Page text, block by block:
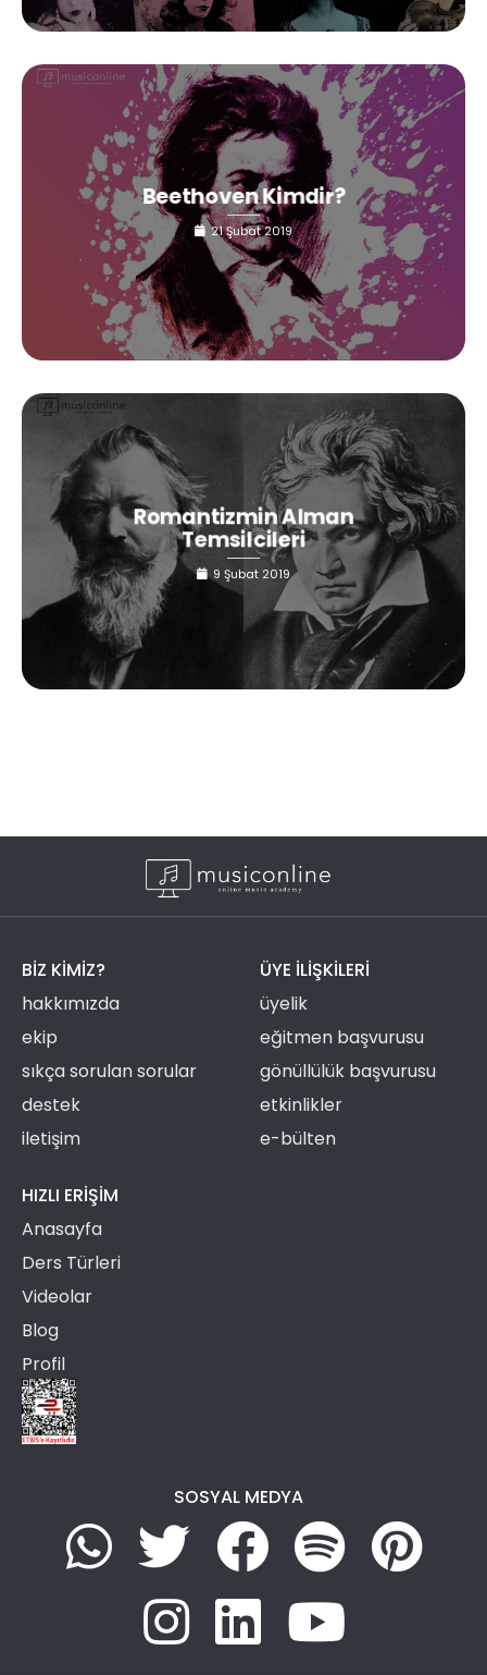
Beethoven Kimdir?
21 Şubat 2019
Romantizmin Alman
Temsilcileri
9 Şubat 2019
BIZ KIMIZ?
hakkımızda
ekip
sıkça sorulan sorular
destek
iletişim
ÜYE ILIŞKILERI
üyelik
eğitmen başvurusu
gönüllülük başvurusu
etkinlikler
e-bülten
HIZLI ERIŞIM
Anasayfa
Ders Türleri
Videolar
Blog
Profil
SOSYAL MEDYA